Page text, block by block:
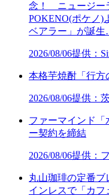
念！ ニュージー
POKENO(ポケノ
ベアラー」が誕
2026/08/06提供：
本格芋焼酎「行方
2026/08/06提供：
ファーマインド「
ー契約を締結
2026/08/06提供：
丸山珈琲の定番ブ
インレスで「カフ